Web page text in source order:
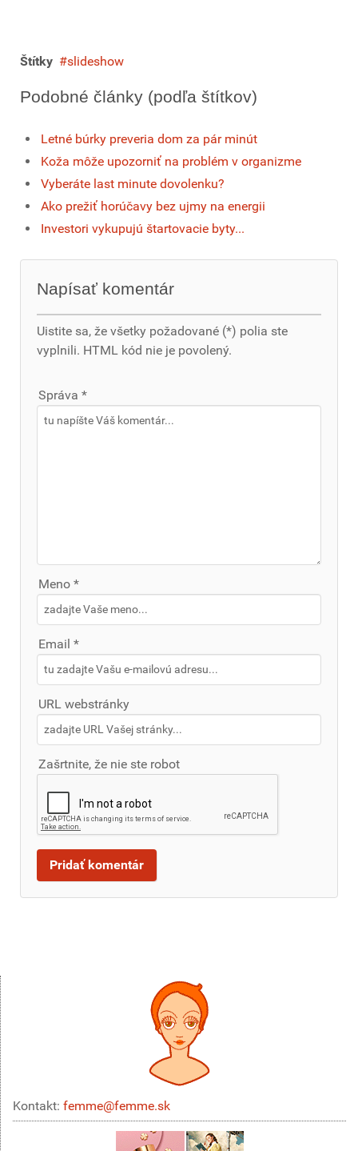
Štítky slideshow
Podobné články (podľa štítkov)
Letné búrky preveria dom za pár minút
Koža môže upozorniť na problém v organizme
Vyberáte last minute dovolenku?
Ako prežiť horúčavy bez ujmy na energii
Investori vykupujú štartovacie byty...
Napísať komentár
Uistite sa, že všetky požadované (*) polia ste
vyplnili. HTML kód nie je povolený.
Správa *
Meno *
Email *
URL webstránky
Zašrtnite, že nie ste robot
Kontakt: femme@femme.sk